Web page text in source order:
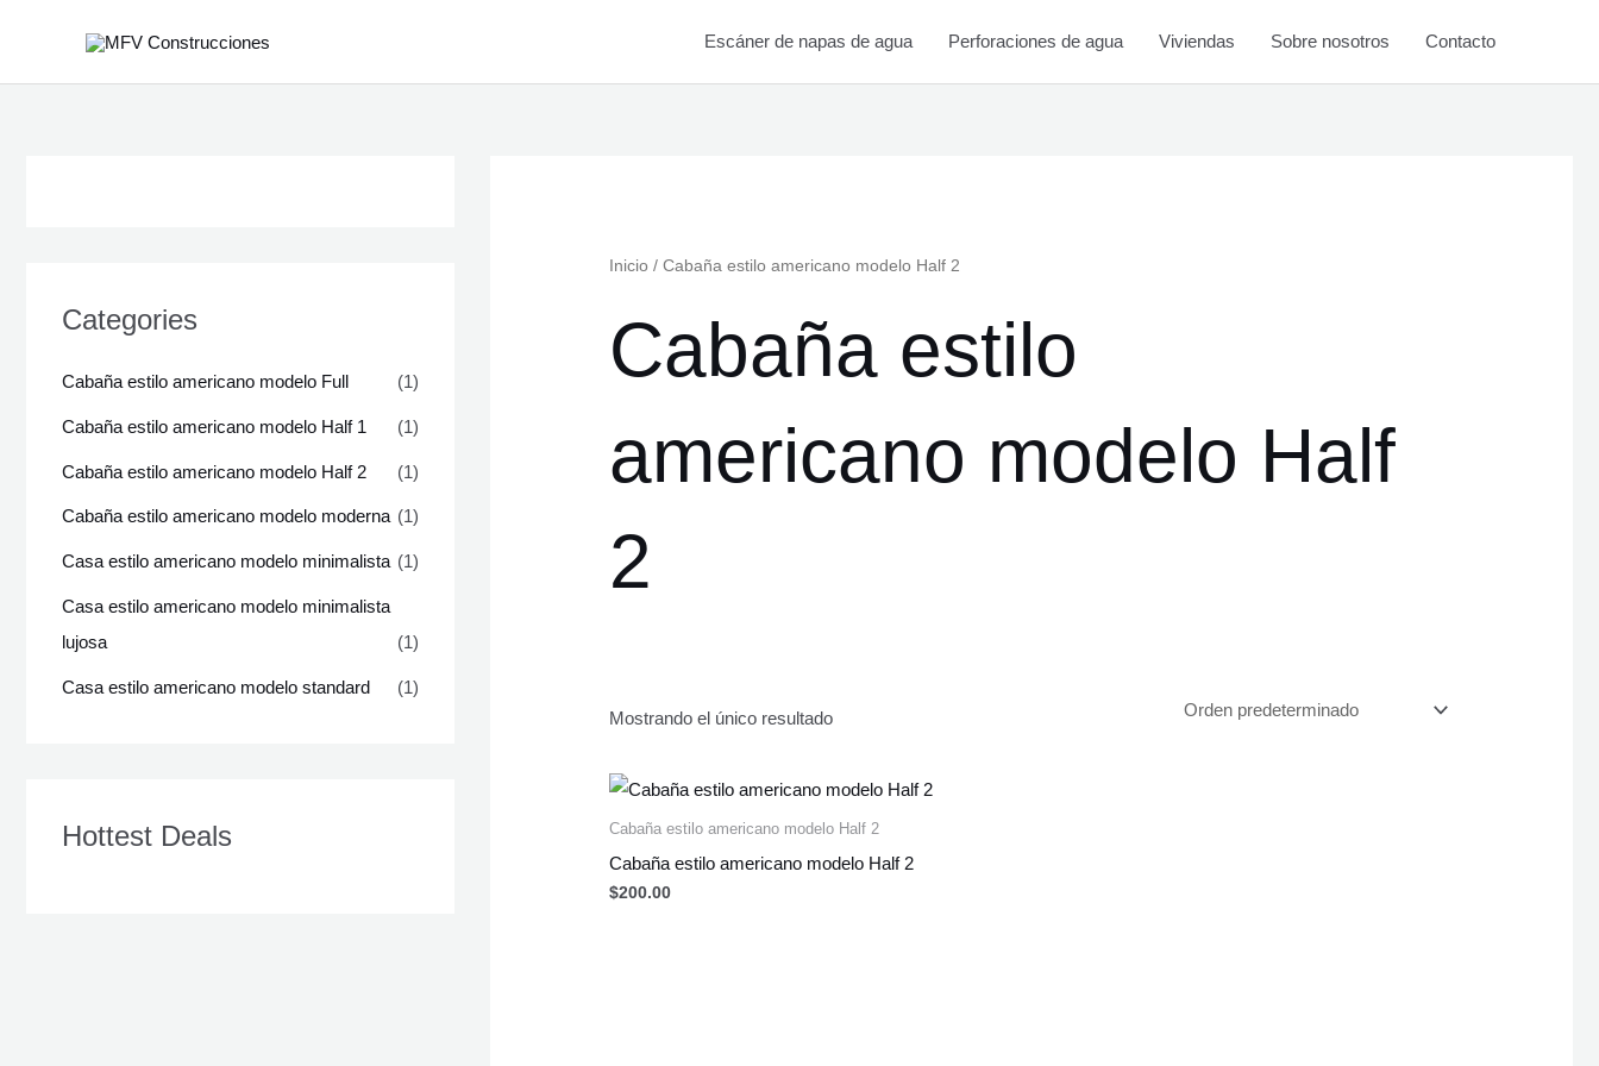
contenido
Escáner de napas de agua Perforaciones de agua Viviendas Sobre nosotros Contacto
Categories
Cabaña estilo americano modelo Full (1)
Cabaña estilo americano modelo Half 1 (1)
Cabaña estilo americano modelo Half 2 (1)
Cabaña estilo americano modelo moderna (1)
Casa estilo americano modelo minimalista (1)
Casa estilo americano modelo minimalista
lujosa
(1)
Casa estilo americano modelo standard (1)
Hottest Deals
Inicio / Cabaña estilo americano modelo Half 2
Cabaña estilo
americano modelo Half
2
Mostrando el único resultado
Cabaña estilo americano modelo Half 2
Cabaña estilo americano modelo Half 2
$200.00